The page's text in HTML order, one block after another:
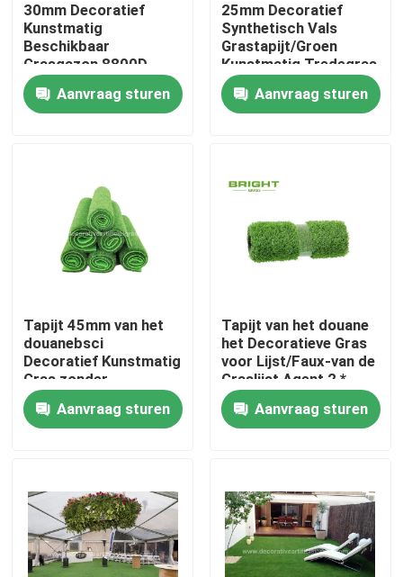
Huis
Producten
Fabrieksrondleiding
Neem contact met ons op
Nieuws
Een offerte aanvragen
Decoratief Kunstmatig Gras
30mm Decoratief
Kunstmatig
Beschikbaar
Grasgazon 8800D
voor Huwelijkspartij
Aanvraag sturen
25mm Decoratief
Synthetisch Vals
Grastapijt/Groen
Kunstmatig Tredegras
60*120cm
Aanvraag sturen
Tapijt 45mm van het
douanebsci
Decoratief Kunstmatig
Gras zonder
Steunende 100cm *
100cmAanvraag sturen
Tapijt van het douane
het Decoratieve Gras
voor Lijst/Faux-van de
Graslijst Agent 2 *
45m
Aanvraag sturen